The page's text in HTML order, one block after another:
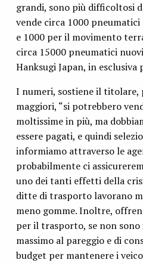
grandi, sono più difficoltosi
vende circa 1000
e 1000 per il movimento
circa 15000 pneumatici
Hanksugi Japan, in esclusiva
I numeri, sostiene il titolare,
maggiori, “si potrebbero
moltissime in più, ma
essere pagati, e quindi
informiamo attraverso le
probabilmente ci
uno dei tanti effetti della
ditte di trasporto lavorano
meno gomme. Inoltre,
per il trasporto, se non
massimo al pareggio e di
budget per mantenere i